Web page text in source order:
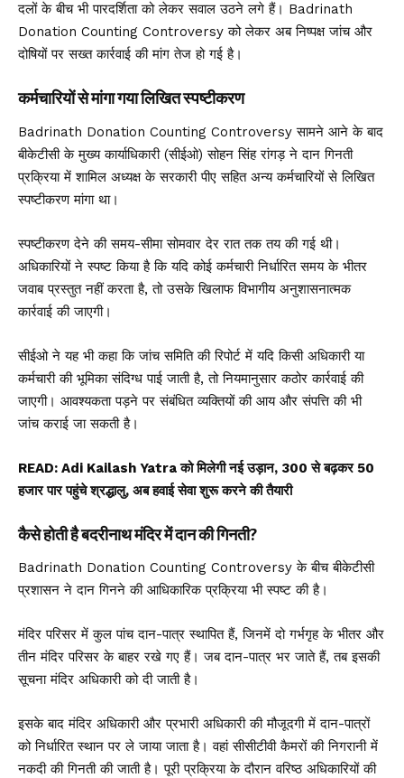
दलों के बीच भी पारदर्शिता को लेकर सवाल उठने लगे हैं। Badrinath
Donation Counting Controversy को लेकर अब निष्पक्ष जांच और
दोषियों पर सख्त कार्रवाई की मांग तेज हो गई है।
कर्मचारियों से मांगा गया लिखित स्पष्टीकरण
Badrinath Donation Counting Controversy सामने आने के बाद
बीकेटीसी के मुख्य कार्याधिकारी (सीईओ) सोहन सिंह रांगड़ ने दान गिनती
प्रक्रिया में शामिल अध्यक्ष के सरकारी पीए सहित अन्य कर्मचारियों से लिखित
स्पष्टीकरण मांगा था।
स्पष्टीकरण देने की समय-सीमा सोमवार देर रात तक तय की गई थी।
अधिकारियों ने स्पष्ट किया है कि यदि कोई कर्मचारी निर्धारित समय के भीतर
जवाब प्रस्तुत नहीं करता है, तो उसके खिलाफ विभागीय अनुशासनात्मक
कार्रवाई की जाएगी।
सीईओ ने यह भी कहा कि जांच समिति की रिपोर्ट में यदि किसी अधिकारी या
कर्मचारी की भूमिका संदिग्ध पाई जाती है, तो नियमानुसार कठोर कार्रवाई की
जाएगी। आवश्यकता पड़ने पर संबंधित व्यक्तियों की आय और संपत्ति की भी
जांच कराई जा सकती है।
READ: Adi Kailash Yatra को मिलेगी नई उड़ान, 300 से बढ़कर 50
हजार पार पहुंचे श्रद्धालु, अब हवाई सेवा शुरू करने की तैयारी
कैसे होती है बदरीनाथ मंदिर में दान की गिनती?
Badrinath Donation Counting Controversy के बीच बीकेटीसी
प्रशासन ने दान गिनने की आधिकारिक प्रक्रिया भी स्पष्ट की है।
मंदिर परिसर में कुल पांच दान-पात्र स्थापित हैं, जिनमें दो गर्भगृह के भीतर और
तीन मंदिर परिसर के बाहर रखे गए हैं। जब दान-पात्र भर जाते हैं, तब इसकी
सूचना मंदिर अधिकारी को दी जाती है।
इसके बाद मंदिर अधिकारी और प्रभारी अधिकारी की मौजूदगी में दान-पात्रों
को निर्धारित स्थान पर ले जाया जाता है। वहां सीसीटीवी कैमरों की निगरानी में
नकदी की गिनती की जाती है। पूरी प्रक्रिया के दौरान वरिष्ठ अधिकारियों की